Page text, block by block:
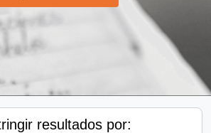
resultados por: